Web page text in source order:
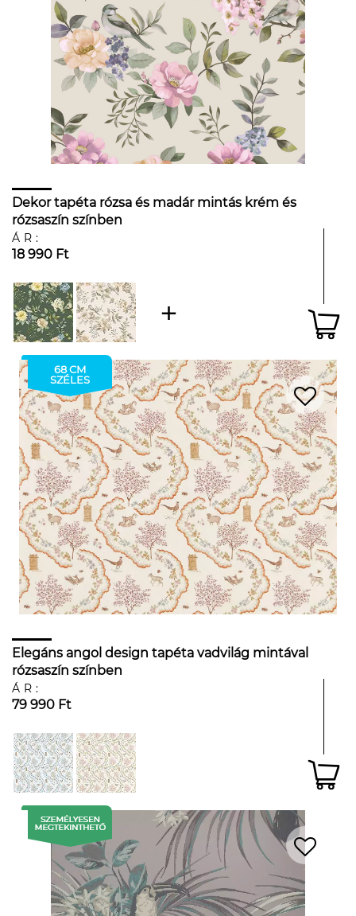
Dekor tapéta rózsa és madár mintás krém és
rózsaszín színben
ÁR:
18 990 Ft
68 CM
SZÉLES
Elegáns angol design tapéta vadvilág mintával
rózsaszín színben
ÁR:
79 990 Ft